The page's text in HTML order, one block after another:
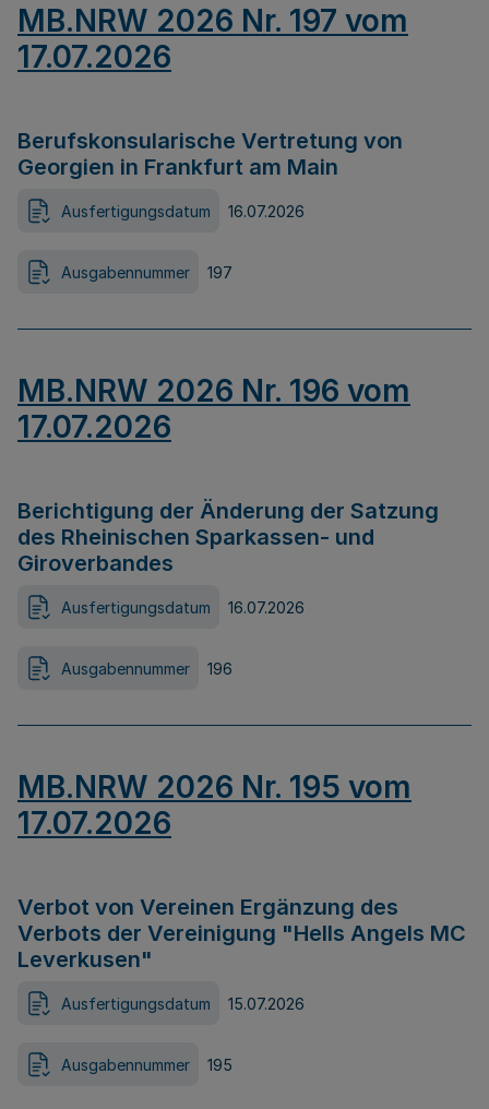
MB.NRW 2026 Nr. 197 vom
17.07.2026
Berufskonsularische Vertretung von
Georgien in Frankfurt am Main
Ausfertigungsdatum 16.07.2026
Ausgabennummer 197
MB.NRW 2026 Nr. 196 vom
17.07.2026
Berichtigung der Änderung der Satzung
des Rheinischen Sparkassen- und
Giroverbandes
Ausfertigungsdatum 16.07.2026
Ausgabennummer 196
MB.NRW 2026 Nr. 195 vom
17.07.2026
Verbot von Vereinen Ergänzung des
Verbots der Vereinigung "Hells Angels MC
Leverkusen"
Ausfertigungsdatum 15.07.2026
Ausgabennummer 195